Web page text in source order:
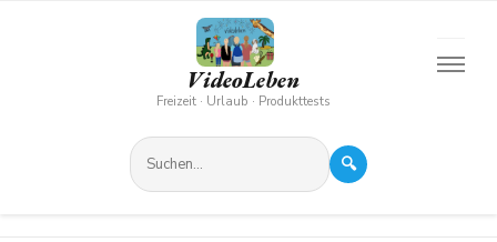
VideoLeben
Freizeit · Urlaub · Produkttests
🔍